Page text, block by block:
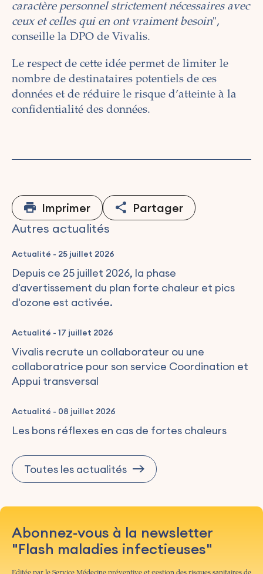
caractère personnel strictement nécessaires avec
ceux et celles qui en ont vraiment besoin",
conseille la DPO de Vivalis.
Le respect de cette idée permet de limiter le
nombre de destinataires potentiels de ces
données et de réduire le risque d’atteinte à la
confidentialité des données.
Imprimer
Partager
Autres actualités
Actualité - 25 juillet 2026
Depuis ce 25 juillet 2026, la phase
d'avertissement du plan forte chaleur et pics
d'ozone est activée.
Actualité - 17 juillet 2026
Vivalis recrute un collaborateur ou une
collaboratrice pour son service Coordination et
Appui transversal
Actualité - 08 juillet 2026
Les bons réflexes en cas de fortes chaleurs
Toutes les actualités
Abonnez-vous à la newsletter
"Flash maladies infectieuses"